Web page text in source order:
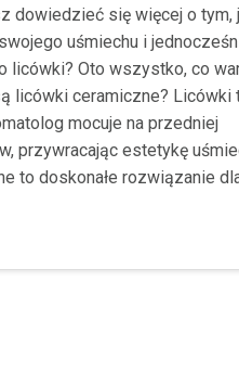
dowiedzieć się więcej o tym,
uśmiechu i
licówki? Oto wszystko, co
licówki ceramiczne? Licówki
mocuje na przedniej
przywracając estetykę
to doskonałe rozwiązanie